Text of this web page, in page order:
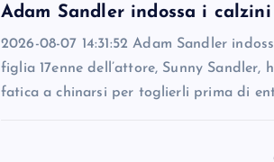
Adam Sandler indossa i
2026-08-07 14:31:52 Adam Sandler
figlia 17enne dell’attore, Sunny Sandler,
fatica a chinarsi per toglierli prima di